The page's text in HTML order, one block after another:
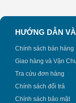
HƯỚNG DẪN VÀ
Chính sách bán hàng
Giao hàng và Vận
Tra cứu đơn hàng
Chính sách đổi trả
Chính sách bảo mật